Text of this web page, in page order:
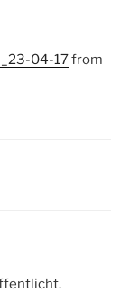
04-17from